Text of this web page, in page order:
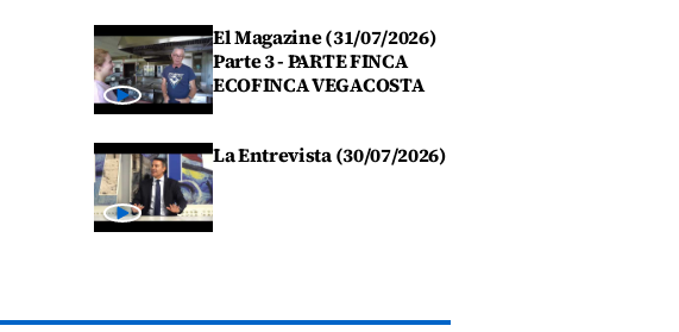
El Magazine (31/07/2026)
Parte 3 - PARTE FINCA
ECOFINCA VEGACOSTA
La Entrevista (30/07/2026)